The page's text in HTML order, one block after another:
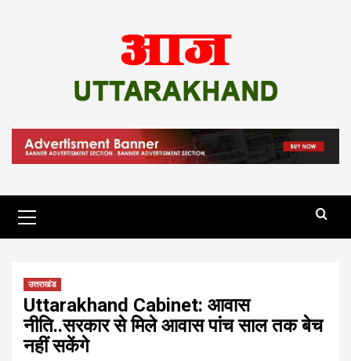
Menu
उत्तराखंड
Uttarakhand Cabinet: आवास
नीति..सरकार से मिले आवास पांच साल तक बेच
नहीं सकेंगे